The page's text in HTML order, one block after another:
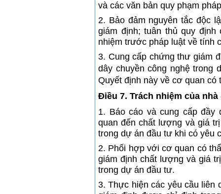
và các văn bản quy phạm
2. Bảo đảm nguyên tắc độc
giám định; tuân thủ quy
nhiệm trước pháp luật về tính
3. Cung cấp chứng thư giám
dây chuyền công nghệ
Quyết định này về cơ quan có
Điều 7. Trách nhiệm của
1. Báo cáo và cung cấp
quan đến chất lượng và giá
trong dự án đầu tư khi có yêu
2. Phối hợp với cơ quan có
giám định chất lượng và giá
trong dự án đầu tư.
3. Thực hiện các yêu cầu liên